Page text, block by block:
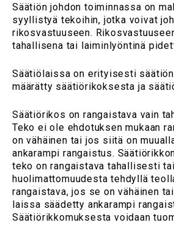
Säätiön johdon toiminnassa on
syyllistyä tekoihin, jotka voivat
rikosvastuuseen.
tahallisena tai laiminlyöntinä
Säätiölaissa on erityisesti
määrätty säätiörikoksesta ja
Säätiörikos on rangaistava vain
Teko ei ole ehdotuksen mukaan
on vähäinen tai jos siitä on
ankarampi rangaistus.
teko on rangaistava tahallisesti
huolimattomuudesta tehdyllä
rangaistava, jos se on vähäinen
laissa säädetty ankarampi
Säätiörikkomuksesta voidaan